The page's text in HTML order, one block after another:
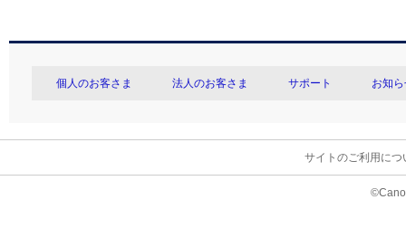
個人のお客さま 法人のお客さま サポート お知
サイトのご利用につ